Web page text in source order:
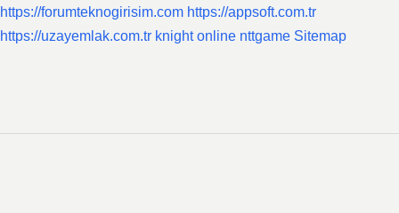
https://forumteknogirisim.com https://appsoft.com.tr
https://uzayemlak.com.tr knight online nttgame Sitemap